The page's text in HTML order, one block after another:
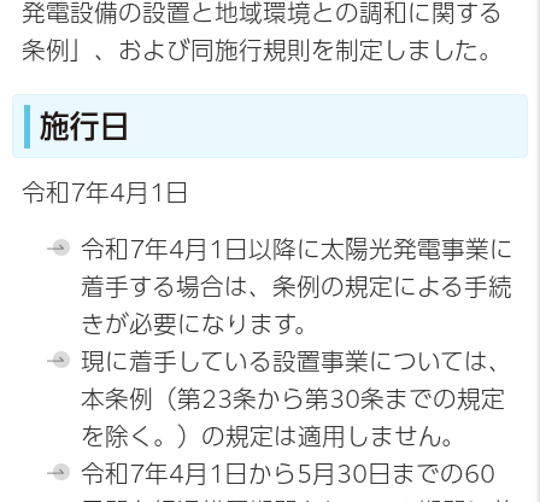
発電設備の設置と地域環境との調和に関する
条例」、および同施行規則を制定しました。
施行日
令和7年4月1日
令和7年4月1日以降に太陽光発電事業に
着手する場合は、条例の規定による手続
きが必要になります。
現に着手している設置事業については、
本条例（第23条から第30条までの規定
を除く。）の規定は適用しません。
令和7年4月1日から5月30日までの60